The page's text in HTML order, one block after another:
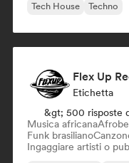
Tech House
Techno
Flex Up
Etichetta
&gt; 500 risposte
Musica africana
Funk brasiliano
Ingaggiare artisti o